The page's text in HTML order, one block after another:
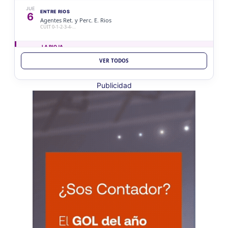
JUE
6 ENTRE RIOS
Agentes Ret. y Perc. E. Rios
CUIT 0-1-2-3-4-…
LA RIOJA
6
CUIT 0-1-2-3-4-…
6
NACIONAL
7
CUIT 0-1-2-3-4-…
Autonomos
CUIT 7-8-9-…
VER TODOS
Publicidad